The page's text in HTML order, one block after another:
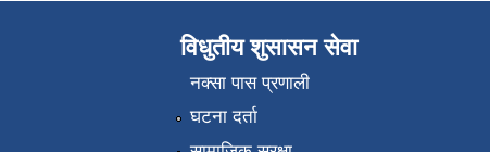
विधुतीय शुसासन सेवा
नक्सा पास प्रणाली
घटना दर्ता